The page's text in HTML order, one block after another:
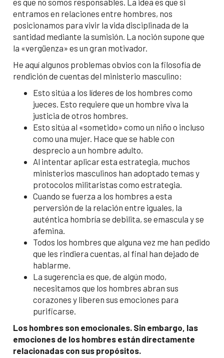
es que no somos responsables. La idea es que si
entramos en relaciones entre hombres, nos
posicionamos para vivir la vida disciplinada de la
santidad mediante la sumisión. La noción supone que
la «vergüenza» es un gran motivador.
He aquí algunos problemas obvios con la filosofía de
rendición de cuentas del ministerio masculino:
Esto sitúa a los líderes de los hombres como
jueces. Esto requiere que un hombre viva la
justicia de otros hombres.
Esto sitúa al «sometido» como un niño o incluso
como una mujer. Hace que se hable con
desprecio a un hombre adulto.
Al intentar aplicar esta estrategia, muchos
ministerios masculinos han adoptado temas y
protocolos militaristas como estrategia.
Cuando se fuerza a los hombres a esta
perversión de la relación entre iguales, la
auténtica hombría se debilita, se emascula y se
afemina.
Todos los hombres que alguna vez me han pedido
que les rindiera cuentas, al final han dejado de
hablarme.
La sugerencia es que, de algún modo,
necesitamos que los hombres abran sus
corazones y liberen sus emociones para
purificarse.
Los hombres son emocionales. Sin embargo, las
emociones de los hombres están directamente
relacionadas con sus propósitos.